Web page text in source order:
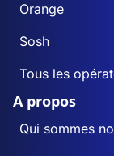
Orange
Sosh
Tous les
A propos
Qui sommes